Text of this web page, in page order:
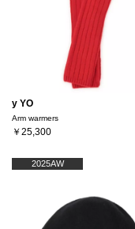
y YO
Arm warmers
￥25,300
2025AW